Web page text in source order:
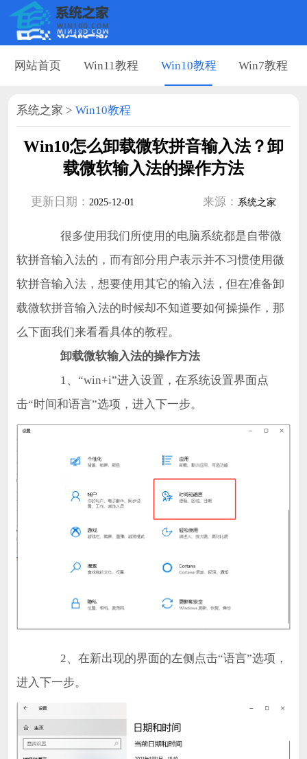
网站首页 Win11教程 Win10教程 Win7教程
系统之家 > Win10教程
Win10怎么卸载微软拼音输入法？卸
载微软输入法的操作方法
更新日期： 2025-12-01 来源： 系统之家
很多使用我们所使用的电脑系统都是自带微
软拼音输入法的，而有部分用户表示并不习惯使用微
软拼音输入法，想要使用其它的输入法，但在准备卸
载微软拼音输入法的时候却不知道要如何操操作，那
么下面我们来看看具体的教程。
卸载微软输入法的操作方法
1、“win+i”进入设置，在系统设置界面点
击“时间和语言”选项，进入下一步。
2、在新出现的界面的左侧点击“语言”选项，
进入下一步。